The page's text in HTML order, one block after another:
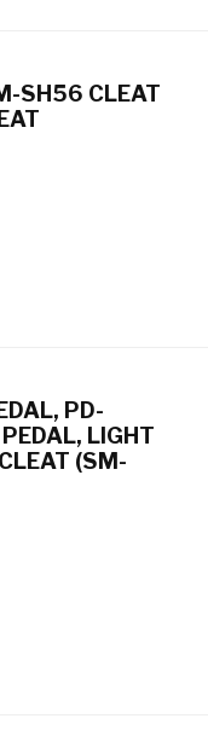
SH56 CLEAT
PD-
LIGHT
(SM-